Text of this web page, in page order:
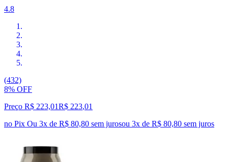
4.8
(432)
8% OFF
Preço R$ 223,01R$ 223,01
no Pix Ou 3x de R$ 80,80 sem jurosou 3x de R$ 80,80 sem juros